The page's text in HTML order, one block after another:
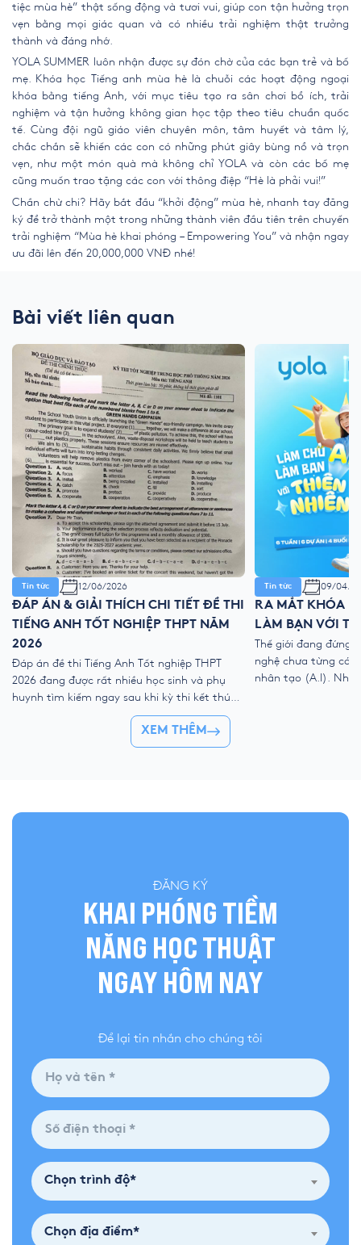
tiệc mùa hè” thật sống động và tươi vui, giúp con tận hưởng trọn
vẹn bằng mọi giác quan và có nhiều trải nghiệm thật trưởng
thành và đáng nhớ.
YOLA SUMMER luôn nhận được sự đón chờ của các bạn trẻ và bố
mẹ. Khóa học Tiếng anh mùa hè là chuỗi các hoạt động ngoại
khóa bằng tiếng Anh, với mục tiêu tạo ra sân chơi bổ ích, trải
nghiệm và tận hưởng không gian học tập theo tiêu chuẩn quốc
tế. Cùng đội ngũ giáo viên chuyên môn, tâm huyết và tâm lý,
chắc chắn sẽ khiến các con có những phút giây bùng nổ và trọn
vẹn, như một món quà mà không chỉ YOLA và còn các bố mẹ
cũng muốn trao tặng các con với thông điệp “Hè là phải vui!”
Chần chừ chi? Hãy bắt đầu “khởi động” mùa hè, nhanh tay đăng
ký để trở thành một trong những thành viên đầu tiên trên chuyến
trải nghiệm “Mùa hè khai phóng – Empowering You” và nhận ngay
ưu đãi lên đến 20,000,000 VNĐ nhé!
Bài viết liên quan
Tin tức 12/06/2026
ĐÁP ÁN & GIẢI THÍCH CHI TIẾT ĐỀ THI
TIẾNG ANH TỐT NGHIỆP THPT NĂM
2026
Đáp án đề thi Tiếng Anh Tốt nghiệp THPT
2026 đang được rất nhiều học sinh và phụ
huynh tìm kiếm ngay sau khi kỳ thi kết thúc.
Để giúp thí sinh nhanh chóng đối chiếu kết
quả và đánh giá bài làm của mình, YOLA cập
nhật đề thi chính thức, đáp án tham […]
Tin tức 09/04/
RA MẮT KHÓA
LÀM BẠN VỚI
Thế giới đang đứng
nghệ chưa từng có
nhân tạo (A.I).
XEM THÊM
ĐĂNG KÝ
KHAI PHÓNG TIỀM
NĂNG HỌC THUẬT
NGAY HÔM NAY
Để lại tin nhắn cho chúng tôi
Chọn trình độ*
Chọn địa điểm*